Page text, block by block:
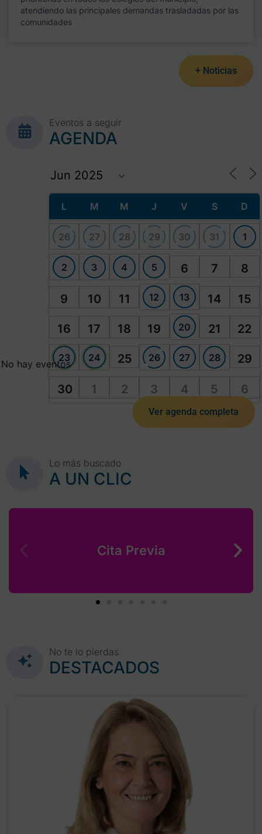
atendiendo las principales demandas trasladadas por las
comunidades
+ Noticias
Eventos a seguir
AGENDA
L M M J V S D
26 27 28 29 30 31 1
2 3 4 5 6 7 8
9 10 11 12 13 14 15
16 17 18 19 20 21 22
23 24 25 26 27 28 29
30 1 2 3 4 5 6
No hay eventos
Ver agenda completa
Lo más buscado
A UN CLIC
Cita Previa
No te lo pierdas
DESTACADOS